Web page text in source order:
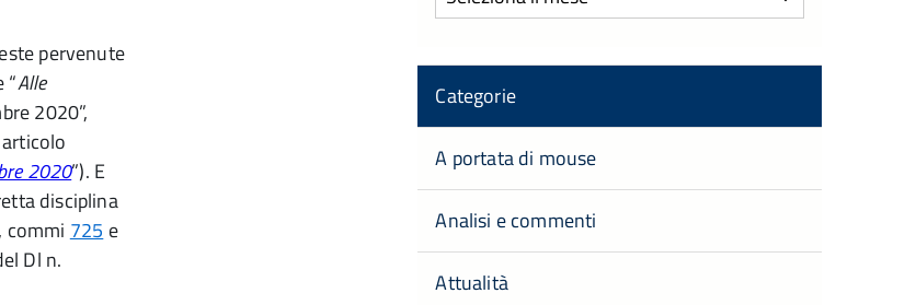
pervenute
Alle
2020”,
2020”). E
disciplina
commi 725 e
Dl n.
Categorie
A portata di mouse
Analisi e commenti
Attualità